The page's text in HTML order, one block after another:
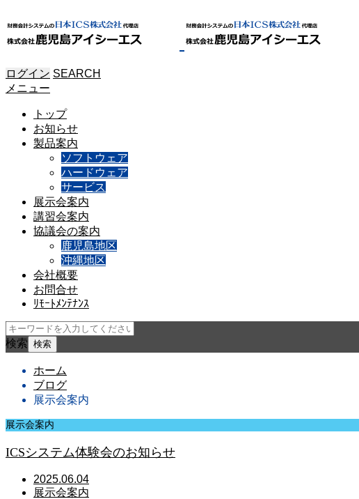
ログイン SEARCH
メニュー
トップ
お知らせ
製品案内
ソフトウェア
ハードウェア
サービス
展示会案内
講習会案内
協議会の案内
鹿児島地区
沖縄地区
会社概要
お問合せ
ﾘﾓｰﾄﾒﾝﾃﾅﾝｽ
検索
ホーム
ブログ
展示会案内
展示会案内
ICSシステム体験会のお知らせ
2025.06.04
展示会案内